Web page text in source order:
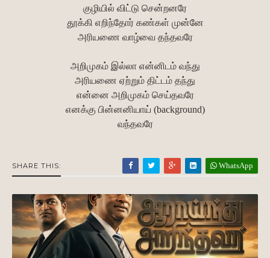
குழியில் விட்டு சென்றனரே
தூக்கி எறிந்தோர் கண்கள் முன்னே
அரியணை வாழ்வை தந்தவரே
அறிமுகம் இல்லா என்னிடம் வந்து
அரியணை ஏற்றும் திட்டம் தந்து
என்னை அறிமுகம் செய்தவரே
எனக்கு பின்னனியாய் (background)
வந்தவரே
SHARE THIS: WhatsApp